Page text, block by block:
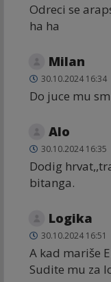
Odreci se
ha ha
Milan
30.10.2024 16:34
Do juce mu
Alo
30.10.2024 16:35
Dodig
bitanga.
Logika
30.10.2024 16:51
A kad mariše
Sudite mu za